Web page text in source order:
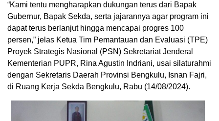
“Kami tentu mengharapkan dukungan terus dari Bapak
Gubernur, Bapak Sekda, serta jajarannya agar program ini
dapat terus berlanjut hingga mencapai progres 100
persen,” jelas Ketua Tim Pemantauan dan Evaluasi (TPE)
Proyek Strategis Nasional (PSN) Sekretariat Jenderal
Kementerian PUPR, Rina Agustin Indriani, usai silaturahmi
dengan Sekretaris Daerah Provinsi Bengkulu, Isnan Fajri,
di Ruang Kerja Sekda Bengkulu, Rabu (14/08/2024).